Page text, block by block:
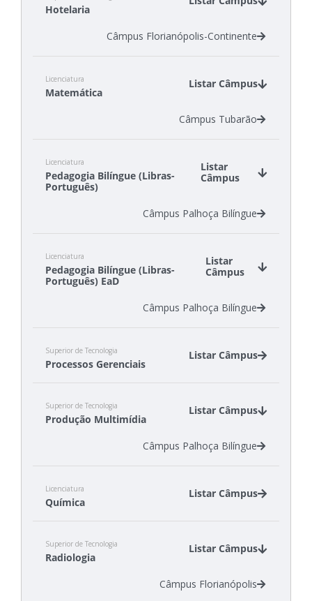
Hotelaria
Câmpus Florianópolis-Continente
Licenciatura
Matemática
Listar Câmpus
Câmpus Tubarão
Licenciatura
Pedagogia Bilíngue (Libras-
Português)
Listar
Câmpus
Câmpus Palhoça Bilíngue
Licenciatura
Pedagogia Bilíngue (Libras-
Português) EaD
Listar
Câmpus
Câmpus Palhoça Bilíngue
Superior de Tecnologia
Processos Gerenciais
Listar Câmpus
Câmpus São Miguel do Oeste
Superior de Tecnologia
Produção Multimídia
Listar Câmpus
Câmpus Palhoça Bilíngue
Licenciatura
Química
Listar Câmpus
Câmpus São José
Superior de Tecnologia
Radiologia
Listar Câmpus
Câmpus Florianópolis